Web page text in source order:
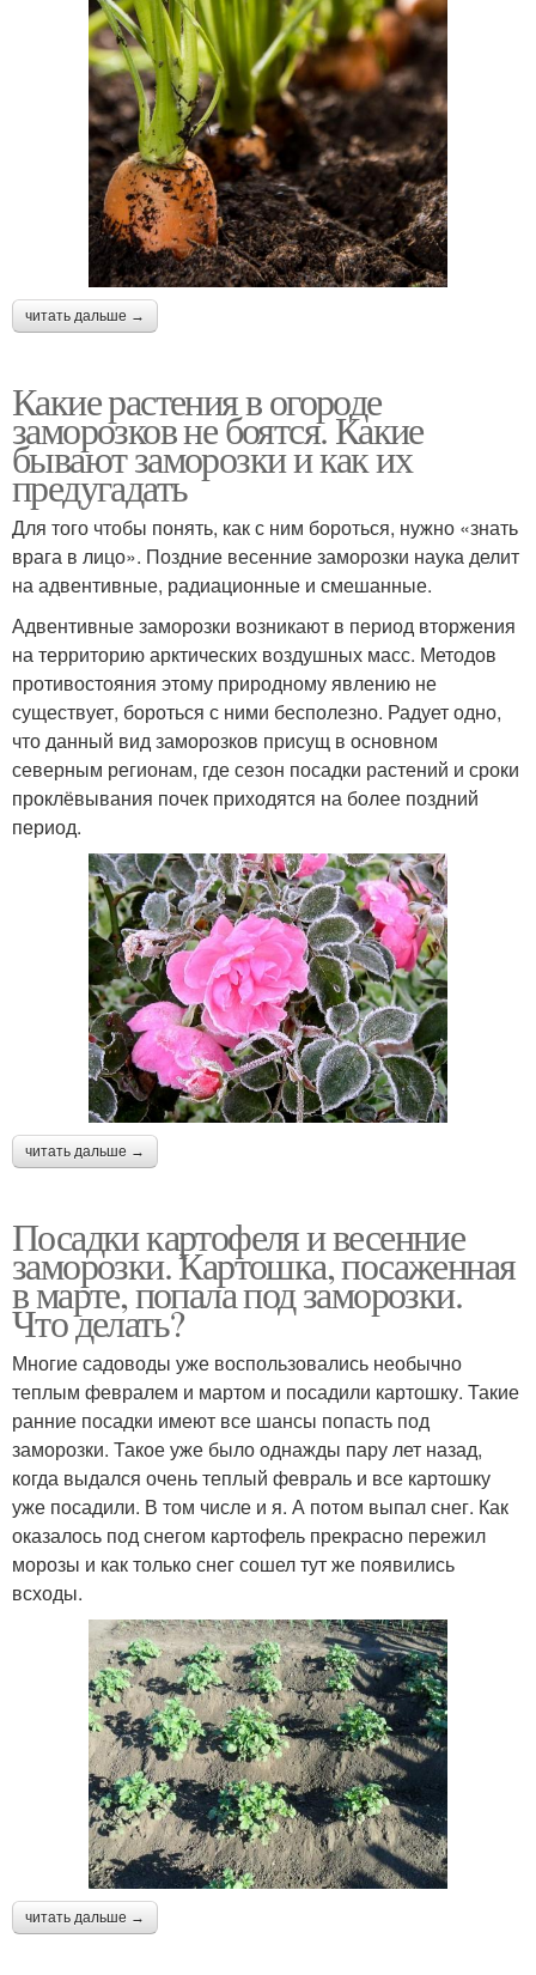
читать дальше →
Какие растения в огороде
заморозков не боятся. Какие
бывают заморозки и как их
предугадать
Для того чтобы понять, как с ним бороться, нужно «знать
врага в лицо». Поздние весенние заморозки наука делит
на адвентивные, радиационные и смешанные.
Адвентивные заморозки возникают в период вторжения
на территорию арктических воздушных масс. Методов
противостояния этому природному явлению не
существует, бороться с ними бесполезно. Радует одно,
что данный вид заморозков присущ в основном
северным регионам, где сезон посадки растений и сроки
проклёвывания почек приходятся на более поздний
период.
читать дальше →
Посадки картофеля и весенние
заморозки. Картошка, посаженная
в марте, попала под заморозки.
Что делать?
Многие садоводы уже воспользовались необычно
теплым февралем и мартом и посадили картошку. Такие
ранние посадки имеют все шансы попасть под
заморозки. Такое уже было однажды пару лет назад,
когда выдался очень теплый февраль и все картошку
уже посадили. В том числе и я. А потом выпал снег. Как
оказалось под снегом картофель прекрасно пережил
морозы и как только снег сошел тут же появились
всходы.
читать дальше →